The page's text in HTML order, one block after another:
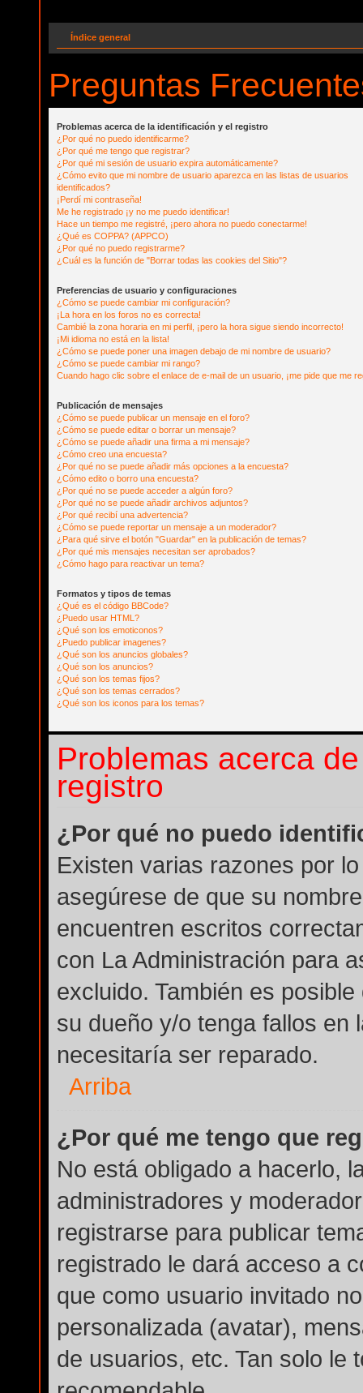
Índice general
Preguntas
Problemas acerca de la identificación y el registro
¿Por qué no puedo identificarme?
¿Por qué me tengo que registrar?
¿Por qué mi sesión de usuario expira automáticamente?
¿Cómo evito que mi nombre de usuario aparezca en las listas de usuarios
identificados?
¡Perdí mi contraseña!
Me he registrado ¡y no me puedo identificar!
Hace un tiempo me registré, ¡pero ahora no puedo conectarme!
¿Qué es COPPA? (APPCO)
¿Por qué no puedo registrarme?
¿Cuál es la función de "Borrar todas las cookies del Sitio"?
Preferencias de usuario y configuraciones
¿Cómo se puede cambiar mi configuración?
¡La hora en los foros no es correcta!
Cambié la zona horaria en mi perfil, ¡pero la hora sigue siendo incorrecto!
¡Mi idioma no está en la lista!
¿Cómo se puede poner una imagen debajo de mi nombre de usuario?
¿Cómo se puede cambiar mi rango?
Cuando hago clic sobre el enlace de e-mail de un usuario, ¡me pide que me
Publicación de mensajes
¿Cómo se puede publicar un mensaje en el foro?
¿Cómo se puede editar o borrar un mensaje?
¿Cómo se puede añadir una firma a mi mensaje?
¿Cómo creo una encuesta?
¿Por qué no se puede añadir más opciones a la encuesta?
¿Cómo edito o borro una encuesta?
¿Por qué no se puede acceder a algún foro?
¿Por qué no se puede añadir archivos adjuntos?
¿Por qué recibí una advertencia?
¿Cómo se puede reportar un mensaje a un moderador?
¿Para qué sirve el botón "Guardar" en la publicación de temas?
¿Por qué mis mensajes necesitan ser aprobados?
¿Cómo hago para reactivar un tema?
Formatos y tipos de temas
¿Qué es el código BBCode?
¿Puedo usar HTML?
¿Qué son los emoticonos?
¿Puedo publicar imagenes?
¿Qué son los anuncios globales?
¿Qué son los anuncios?
¿Qué son los temas fijos?
¿Qué son los temas cerrados?
¿Qué son los iconos para los temas?
Problemas acerca
registro
¿Por qué no puedo
Existen varias razones por
asegúrese de que su
encuentren escritos
con La Administración para
excluido. También es
su dueño y/o tenga fallos en
necesitaría ser reparado.
Arriba
¿Por qué me tengo que
No está obligado a hacerlo,
administradores y
registrarse para publicar
registrado le dará acceso a
que como usuario invitado
personalizada (avatar),
de usuarios, etc. Tan solo le